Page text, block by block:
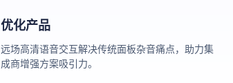
优化产品
远场高清语音交互解决传统面板杂音痛点，助力集
成商增强方案吸引力。